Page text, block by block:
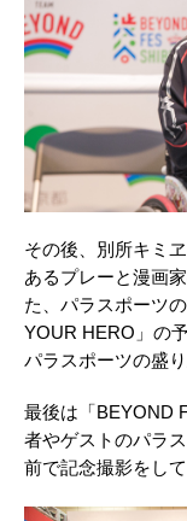
その後、別所キミ
あるプレーと漫画
た、パラスポーツ
YOUR HERO」の
パラスポーツの盛
最後は「BEYOND
者やゲストのパラ
前で記念撮影をし